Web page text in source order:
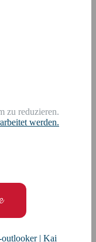
zu reduzieren.
werden.
outlooker | Kai